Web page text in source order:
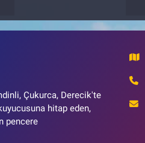
Çukurca, Derecik'te
hitap eden,
pencere